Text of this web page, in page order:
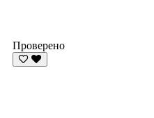
Проверено